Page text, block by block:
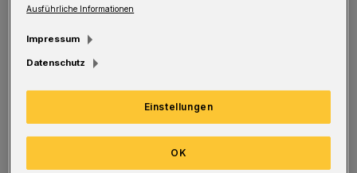
I m Botanischen Garten und auf der Hardt
sind eine Reihe von besonderen Bäumen zu
finden, alte und große Exemplare oder wenig
verbreitete Arten, die Baum-Experte Ulrich
Schreckert vom Botanischen Garten den
Ausführliche Informationen
Impressum
Datenschutz
Einstellungen
OK